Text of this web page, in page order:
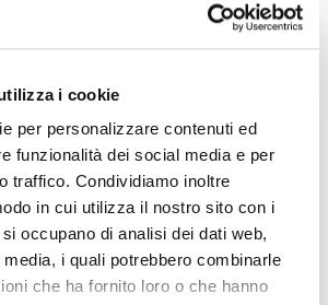
i cookie
per personalizzare contenuti ed
funzionalità dei social media e per
traffico. Condividiamo inoltre
in cui utilizza il nostro sito con i
occupano di analisi dei dati web,
i quali potrebbero combinarle
che ha fornito loro o che hanno